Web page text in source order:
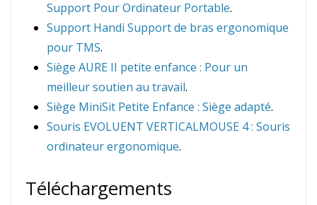
Support Pour Ordinateur Portable.
Support Handi Support de bras ergonomique
pour TMS.
Siège AURE II petite enfance : Pour un
meilleur soutien au travail.
Siège MiniSit Petite Enfance : Siège adapté.
Souris EVOLUENT VERTICALMOUSE 4 : Souris
ordinateur ergonomique.
Téléchargements